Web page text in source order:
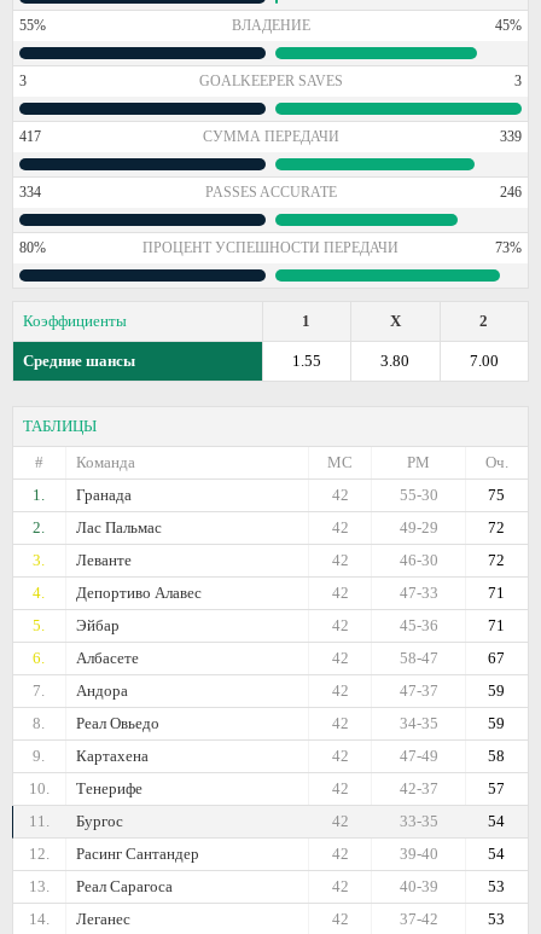
55% ВЛАДЕНИЕ 45%
3 GOALKEEPER SAVES 3
417 СУММА ПЕРЕДАЧИ 339
334 PASSES ACCURATE 246
80% ПРОЦЕНТ УСПЕШНОСТИ ПЕРЕДАЧИ 73%
Коэффициенты 2
X
1
Средние шансы 7.00
3.80
1.55
ТАБЛИЦЫ
#
Команда Оч.
РМ
МС
1.
Гранада 75
55-30
42
2.
Лас Пальмас 72
49-29
42
3.
Леванте 72
46-30
42
4.
Депортиво Алавес 71
47-33
42
5.
Эйбар 71
45-36
42
6.
Албасете 67
58-47
42
7.
Андора 59
47-37
42
8.
Реал Овьедо 59
34-35
42
9.
Картахена 58
47-49
42
10.
Тенерифе 57
42-37
42
11.
Бургос 54
33-35
42
12.
Расинг Сантандер 54
39-40
42
13.
Реал Сарагоса 53
40-39
42
14.
Леганес 53
37-42
42